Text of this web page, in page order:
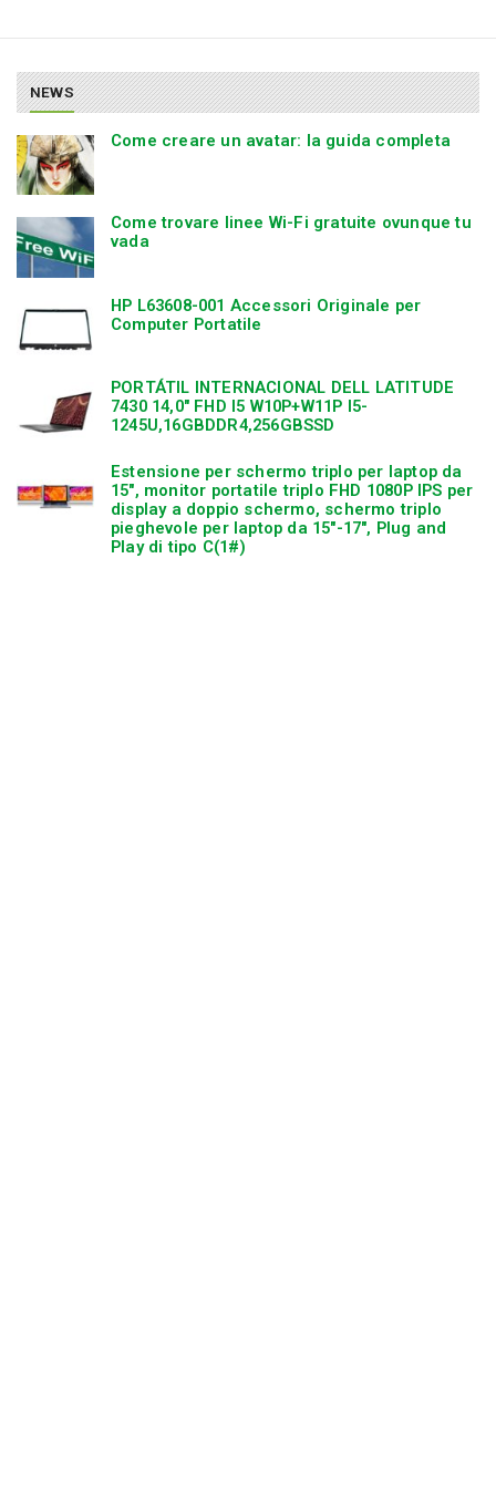
NEWS
Come creare un avatar: la guida completa
Come trovare linee Wi-Fi gratuite ovunque tu
vada
HP L63608-001 Accessori Originale per
Computer Portatile
PORTÁTIL INTERNACIONAL DELL LATITUDE
7430 14,0″ FHD I5 W10P+W11P I5-
1245U,16GBDDR4,256GBSSD
Estensione per schermo triplo per laptop da
15″, monitor portatile triplo FHD 1080P IPS per
display a doppio schermo, schermo triplo
pieghevole per laptop da 15″-17″, Plug and
Play di tipo C(1#)